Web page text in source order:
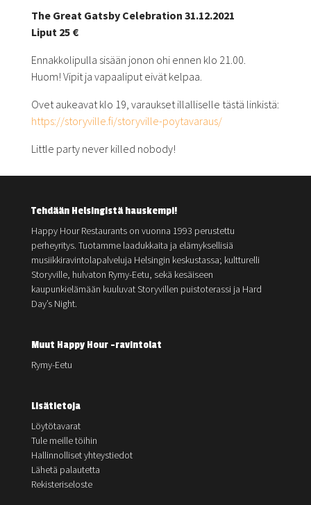
The Great Gatsby Celebration 31.12.2021
Liput 25 €
Ennakkolipulla sisään jonon ohi ennen klo 21.00.
Huom! Vipit ja vapaaliput eivät kelpaa.
Ovet aukeavat klo 19, varaukset illalliselle tästä linkistä:
https://storyville.fi/storyville-poytavaraus/
Little party never killed nobody!
Tehdään Helsingistä hauskempi!
Happy Hour Restaurants on vuonna 1993 perustettu
perheyritys. Tuotamme laadukkaita ja elämyksellisiä
musiikkiravintolapalveluja Helsingin keskustassa; kultturelli
Storyville, hulvaton Rymy-Eetu, sekä kesäiseen
kaupunkielämään kuuluvat Storyvillen puistoterassi ja Hard
Day’s Night.
Muut Happy Hour -ravintolat
Rymy-Eetu
Lisätietoja
Löytötavarat
Tule meille töihin
Hallinnolliset yhteystiedot
Lähetä palautetta
Rekisteriseloste